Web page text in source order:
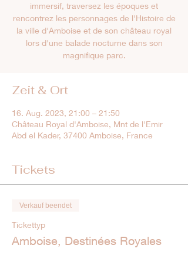
immersif, traversez les époques et
rencontrez les personnages de l'Histoire de
la ville d'Amboise et de son château royal
lors d'une balade nocturne dans son
magnifique parc.
Zeit & Ort
16. Aug. 2023, 21:00 – 21:50
Château Royal d'Amboise, Mnt de l'Emir
Abd el Kader, 37400 Amboise, France
Tickets
Verkauf beendet
Tickettyp
Amboise, Destinées Royales